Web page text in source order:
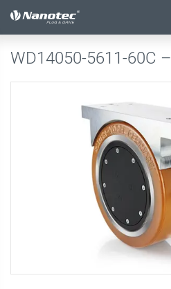
Aktive Kombination
WD14050-5611-60C –